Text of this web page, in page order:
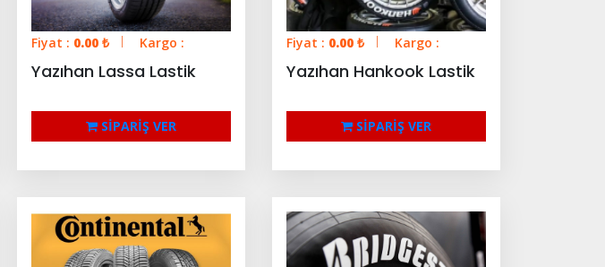
Fiyat : 0.00 ₺ Kargo :
Yazıhan Lassa Lastik
SİPARİŞ VER
Fiyat : 0.00 ₺ Kargo :
Yazıhan Hankook Lastik
SİPARİŞ VER